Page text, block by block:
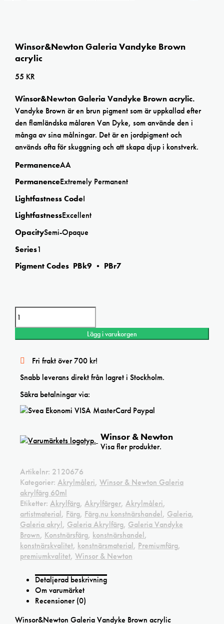
Winsor&Newton Galeria Vandyke Brown
acrylic
55 KR
Winsor&Newton Galeria Vandyke Brown acrylic.
Vandyke Brown är en brun pigment som är uppkallad efter
den flamländska målaren Van Dyke, som använde den i
många av sina målningar. Det är en jordpigment och
används ofta för skuggning och att skapa djup i konstverk.
PermanenceAA
PermanenceExtremely Permanent
Lightfastness CodeI
LightfastnessExcellent
OpacitySemi-Opaque
Series1
Pigment Codes PBk9 • PBr7
Lägg i varukorgen
Fri frakt över 700 kr!
Snabb leverans direkt från lagret i Stockholm.
Säkra betalningar via:
Winsor & Newton
Visa fler produkter.
Artikelnr: 2120676
Kategorier: Akrylmåleri, Winsor & Newton Galeria
akrylfärg 60ml
Etiketter: Akrylfärg, Akrylfärger, Akrylmåleri,
artistmaterial, Färg, Färg.nu konstnärshandel, Galeria,
Galeria akryl, Galeria Akrylfärg, Galeria Vandyke
Brown, Konstnärsfärg, konstnärshandel,
konstnärskvalitet, konstnärsmaterial, Premiumfärg,
premiumkvalitet, Winsor & Newton
Detaljerad beskrivning
Om varumärket
Recensioner (0)
Winsor&Newton Galeria Vandyke Brown acrylic